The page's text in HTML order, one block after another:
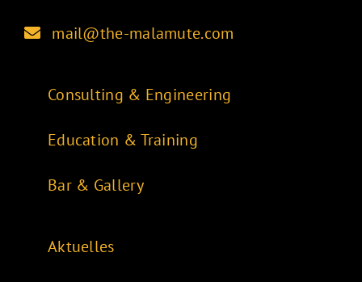
mail@the-malamute.com
Consulting & Engineering
Education & Training
Bar & Gallery
Aktuelles